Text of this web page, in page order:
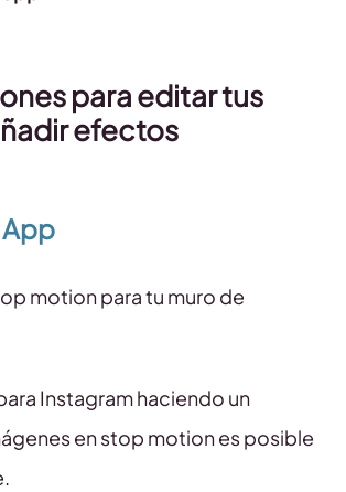
para editar tus
efectos
motion para tu muro de
Instagram haciendo un
en stop motion es posible